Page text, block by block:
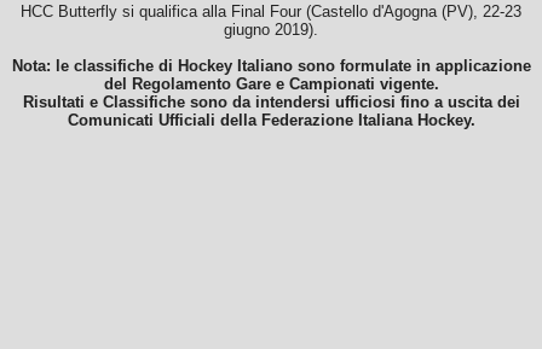
HCC Butterfly si qualifica alla Final Four (Castello d'Agogna (PV), 22-23
giugno 2019).
Nota: le classifiche di Hockey Italiano sono formulate in applicazione
del Regolamento Gare e Campionati vigente.
Risultati e Classifiche sono da intendersi ufficiosi fino a uscita dei
Comunicati Ufficiali della Federazione Italiana Hockey.